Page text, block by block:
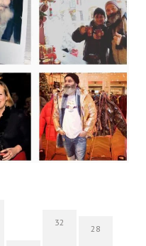
32
28